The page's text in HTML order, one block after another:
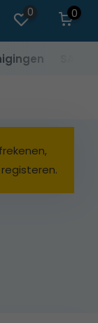
0
0